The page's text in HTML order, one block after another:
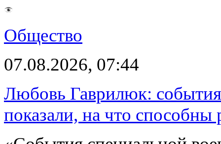
Общество
07.08.2026, 07:44
Любовь Гаврилюк:
показали, на что